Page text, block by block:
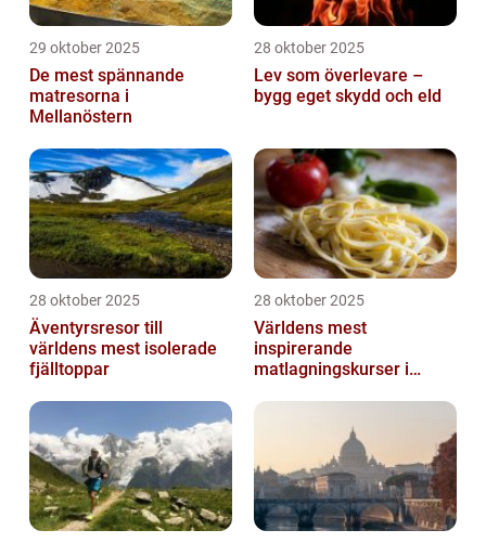
29 oktober 2025
De mest spännande
matresorna i
Mellanöstern
28 oktober 2025
Lev som överlevare –
bygg eget skydd och eld
28 oktober 2025
Äventyrsresor till
världens mest isolerade
fjälltoppar
28 oktober 2025
Världens mest
inspirerande
matlagningskurser i